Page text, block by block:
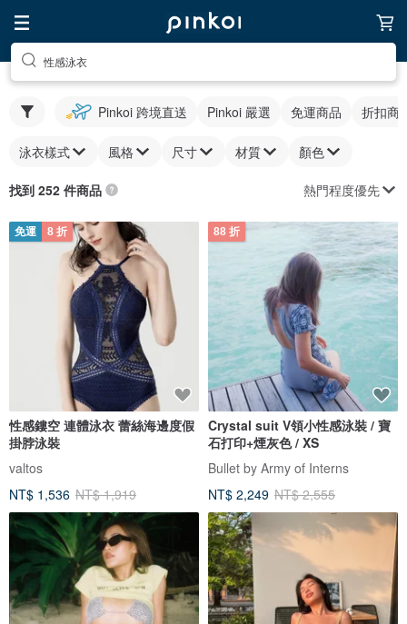
性感泳衣
Pinkoi 跨境直送 Pinkoi 嚴選 免運商品 折扣商
泳衣樣式 風格 尺寸 材質 顏色
找到 252 件商品 熱門程度優先
免運 8 折
性感鏤空 連體泳衣 蕾絲海邊度假
掛脖泳裝
valtos
NT$ 1,536 NT$ 1,919
88 折
Crystal suit V領小性感泳裝 / 寶
石打印+煙灰色 / XS
Bullet by Army of Interns
NT$ 2,249 NT$ 2,555